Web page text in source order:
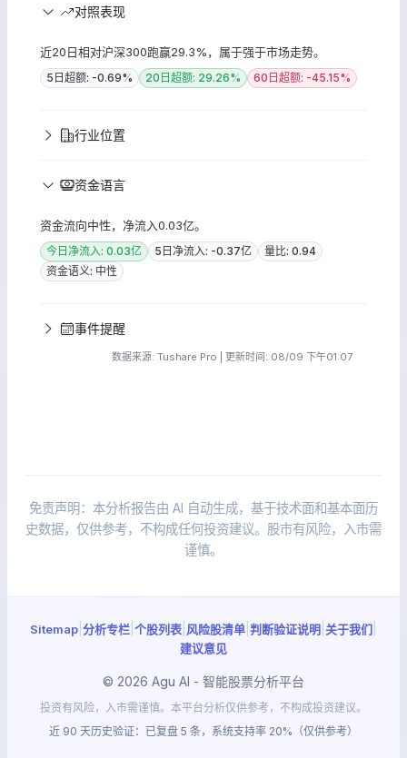
对照表现
近20日相对沪深300跑赢29.3%，属于强于市场走势。
5日超额: -0.69% 20日超额: 29.26% 60日超额: -45.15%
行业位置
资金语言
资金流向中性，净流入0.03亿。
今日净流入: 0.03亿 5日净流入: -0.37亿
量比: 0.94
资金语义: 中性
事件提醒
数据来源: Tushare Pro | 更新时间: 08/09 下午01:07
免责声明：本分析报告由 AI 自动生成，基于技术面和基本面历
史数据，仅供参考，不构成任何投资建议。股市有风险，入市需
谨慎。
Sitemap 分析专栏 个股列表 风险股清单 判断验证说明 关于我们
建议意见
© 2026 Agu AI - 智能股票分析平台
投资有风险，入市需谨慎。本平台分析仅供参考，不构成投资建议。
近 90 天历史验证：已复盘 5 条，系统支持率 20%（仅供参考）